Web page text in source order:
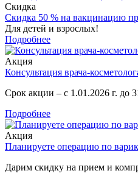
Скидка
Скидка 50 % на вакцинацию
Для детей и взрослых!
Подробнее
Акция
Консультация врача-
Срок акции – с 1.01.2026 г. до
Подробнее
Акция
Планируете операцию по
Дарим скидку на прием и